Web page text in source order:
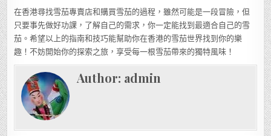
在香港尋找雪茄專賣店和購買雪茄的過程，雖然可能是一段冒險，但
只要事先做好功課，了解自己的需求，你一定能找到最適合自己的雪
茄。希望以上的指南和技巧能幫助你在香港的雪茄世界找到你的樂
趣！不妨開始你的探索之旅，享受每一根雪茄帶來的獨特風味！
Author: admin